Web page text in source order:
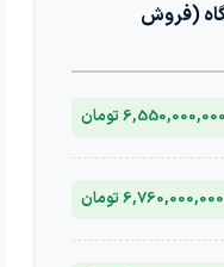
(فروش
6,550,000,000 تومان
6,760,000,000 تومان